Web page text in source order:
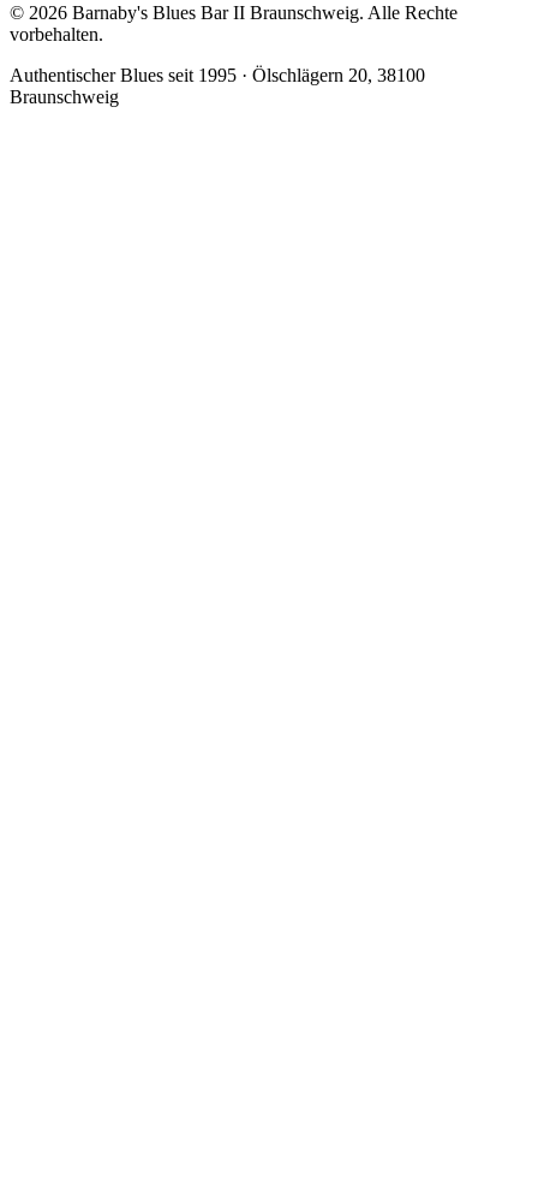
© 2026 Barnaby's Blues Bar II Braunschweig. Alle Rechte
vorbehalten.
Authentischer Blues seit 1995 · Ölschlägern 20, 38100
Braunschweig